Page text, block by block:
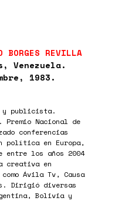
BORGES REVILLA
Venezuela.
1983.
publicista.
Nacional de
conferencias
política en Europa,
entre los años 2004
creativa en
Ávila Tv, Causa
Dirigió diversas
Bolivia y